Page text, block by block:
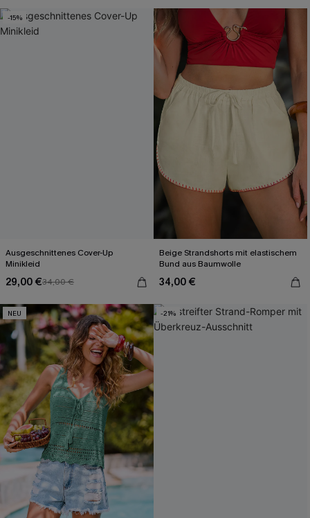
-15%
Ausgeschnittenes Cover-Up
Minikleid
29,00 €34,00 €
Beige Strandshorts mit elastischem
Bund aus Baumwolle
34,00 €
NEU -21%